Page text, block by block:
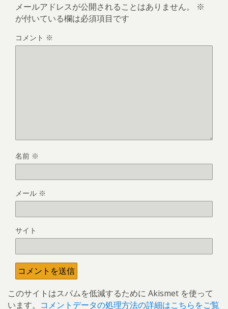
メールアドレスが公開されることはありません。
※
が付いている欄は必須項目です
コメント ※
名前 ※
メール ※
サイト
このサイトはスパムを低減するために Akismet を使って
います。 コメントデータの処理方法の詳細はこちらをご覧